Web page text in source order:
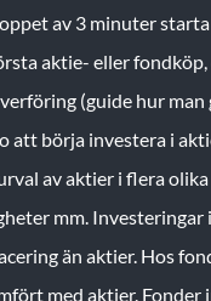
av 3 minuter
aktie- eller
(guide hur
att börja investera i
av aktier i flera olika
mm. Investeringar
än aktier. Hos
med aktier.